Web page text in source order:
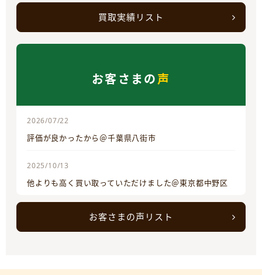
買取実績リスト
お客さまの声
2026/07/22
評価が良かったから＠千葉県八街市
2025/10/13
他よりも高く買い取っていただけました＠東京都中野区
お客さまの声リスト